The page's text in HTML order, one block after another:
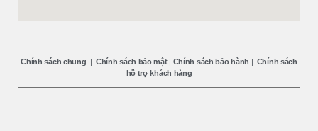
Chính sách chung | Chính sách bảo mật| Chính sách bảo hành | Chính sách
hỗ trợ khách hàng